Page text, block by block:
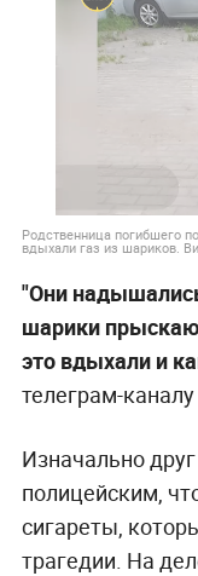
Родственница погибшего
вдыхали газ из шариков.
"Они
шарики
это вдыхали и
телеграм-каналу
Изначально
полицейским,
сигареты,
трагедии. На